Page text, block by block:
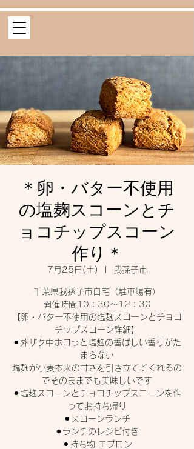
＊卵・バター不使用
の塩麹スコーンとチ
ョコチップスコーン
作り＊
7月25日(土) 我孫子市
千葉県我孫子市自宅（駐車場有）
開催時間10：30〜12：30
【卵・バター不使用の塩麹スコーンとチョコ
チップスコーン詳細】
⚫︎外ザク中ホロっと塩麹の香ばしい香りがた
まらない
塩麹が小麦本来の甘さを引き立ててくれるの
でそのままでも美味しいです
⚫︎塩麹スコーンとチョコチップスコーンを作
ってお持ち帰り
⚫︎スコーンランチ
⚫︎ランチのレシピ付き
⚫︎持ち物 エプロン